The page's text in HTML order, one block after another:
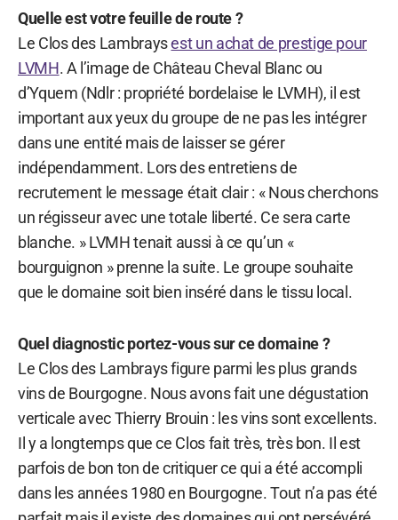
Quelle est votre feuille de route ?
Le Clos des Lambraysest un achat de prestige pour
LVMH. A l’image de Château Cheval Blanc ou
d’Yquem (Ndlr : propriété bordelaise le LVMH), il est
important aux yeux du groupe de ne pas les intégrer
dans une entité mais de laisser se gérer
indépendamment. Lors des entretiens de
recrutement le message était clair : « Nous cherchons
un régisseur avec une totale liberté. Ce sera carte
blanche. » LVMH tenait aussi à ce qu’un «
bourguignon » prenne la suite. Le groupe souhaite
que le domaine soit bien inséré dans le tissu local.
Quel diagnostic portez-vous sur ce domaine ?
Le Clos des Lambrays figure parmi les plus grands
vins de Bourgogne. Nous avons fait une dégustation
verticale avec Thierry Brouin : les vins sont excellents.
Il y a longtemps que ce Clos fait très, très bon. Il est
parfois de bon ton de critiquer ce qui a été accompli
dans les années 1980 en Bourgogne. Tout n’a pas été